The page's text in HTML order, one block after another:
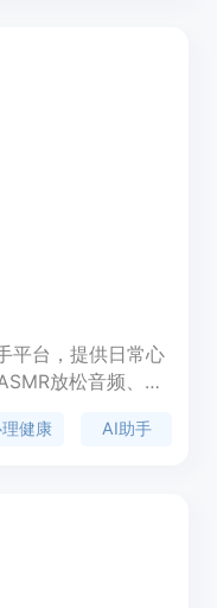
平台，提供日常心
放松音频、心
治疗师的虚拟治疗
健康 AI助手